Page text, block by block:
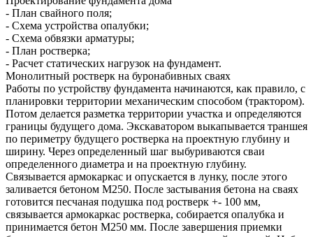
- План свайного поля;
- Схема устройства опалубки;
- Схема обвязки арматуры;
- План ростверка;
- Расчет статических нагрузок на фундамент.
Монолитный ростверк на буронабивных сваях
Работы по устройству фундамента начинаются, как правило, с
планировки территории механическим способом (трактором).
Потом делается разметка территории участка и определяются
границы будущего дома. Экскаватором выкапывается траншея
по периметру будущего ростверка на проектную глубину и
ширину. Через определенный шаг выбуриваются сваи
определенного диаметра и на проектную глубину.
Связывается армокаркас и опускается в лунку, после этого
заливается бетоном М250. После застывания бетона на сваях
готовится песчаная подушка под ростверк +- 100 мм,
связывается армокаркас ростверка, собирается опалубка и
принимается бетон М250 мм. После завершения приемки